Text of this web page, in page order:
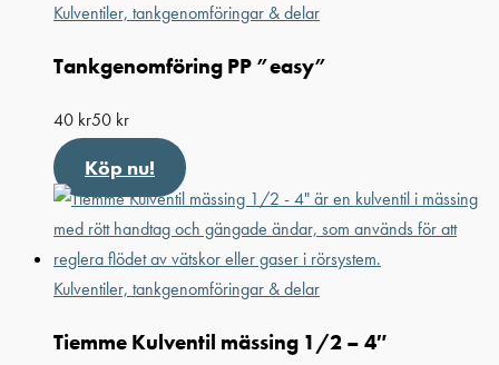
Kulventiler, tankgenomföringar & delar
Tankgenomföring PP ”easy”
40 kr50 kr
Köp nu!
Kulventiler, tankgenomföringar & delar
Tiemme Kulventil mässing 1/2 – 4″